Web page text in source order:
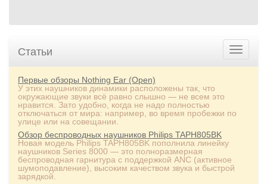
Статьи
Первые обзоры Nothing Ear (Open)
У этих наушников динамики расположены так, что
окружающие звуки всё равно слышно — не всем это
нравится. Зато удобно, когда не надо полностью
отключаться от мира: например, во время пробежки по
улице или на совещании.
Обзор беспроводных наушников Philips TAPH805BK
Новая модель Philips TAPH805BK пополнила линейку
наушников Series 8000 — это полноразмерная
беспроводная гарнитура с поддержкой ANC (активное
шумоподавление), высоким качеством звука и быстрой
зарядкой.